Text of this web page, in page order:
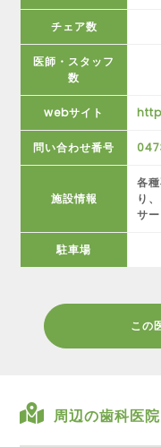
チェア数
医師・スタッフ
数
webサイト
問い合わせ番号
施設情報
各
り
サ
駐車場
この
周辺の歯科医院